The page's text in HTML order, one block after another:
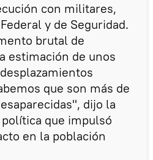
con militares,
y de Seguridad.
brutal de
estimación de unos
que son más de
dijo la
que impulsó
en la población